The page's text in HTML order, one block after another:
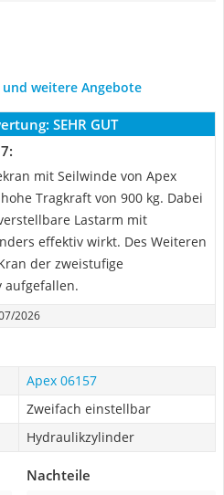
weitere Angebote
SEHR GUT
mit Seilwinde von Apex
Tragkraft von 900 kg. Dabei
Lastarm mit
effektiv wirkt. Des Weiteren
der zweistufige
aufgefallen.
2026
Apex 06157
Zweifach einstellbar
Hydraulikzylinder
Nachteile